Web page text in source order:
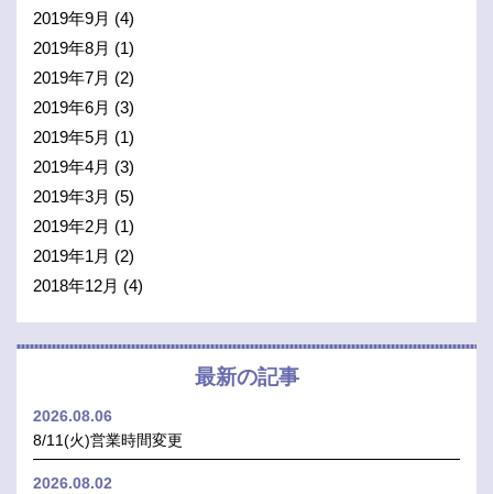
2019年9月 (4)
2019年8月 (1)
2019年7月 (2)
2019年6月 (3)
2019年5月 (1)
2019年4月 (3)
2019年3月 (5)
2019年2月 (1)
2019年1月 (2)
2018年12月 (4)
最新の記事
2026.08.06
8/11(火)営業時間変更
2026.08.02